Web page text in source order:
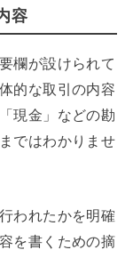
容
欄が設けられて
的な取引の内容
現金」などの勘
ではわかりませ
われたかを明確
を書くための摘